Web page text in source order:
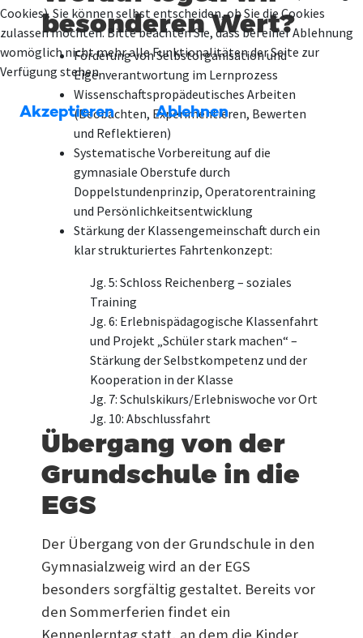
besonderen Wert?
Förderung von Selbstorganisation und
Eigenverantwortung im Lernprozess
Wissenschaftspropädeutisches Arbeiten
(Beobachten, Experimentieren, Bewerten
und Reflektieren)
Systematische Vorbereitung auf die
gymnasiale Oberstufe durch
Doppelstundenprinzip, Operatorentraining
und Persönlichkeitsentwicklung
Stärkung der Klassengemeinschaft durch ein
klar strukturiertes Fahrtenkonzept:
Jg. 5: Schloss Reichenberg – soziales
Training
Jg. 6: Erlebnispädagogische Klassenfahrt
und Projekt „Schüler stark machen“ –
Stärkung der Selbstkompetenz und der
Kooperation in der Klasse
Jg. 7: Schulskikurs/Erlebniswoche vor Ort
Jg. 10: Abschlussfahrt
Übergang von der
Grundschule in die
EGS
Der Übergang von der Grundschule in den
Gymnasialzweig wird an der EGS
besonders sorgfältig gestaltet. Bereits vor
den Sommerferien findet ein
Cookies). Sie können selbst entscheiden, ob Sie die Cookies
zulassen möchten. Bitte beachten Sie, dass bei einer Ablehnung
womöglich nicht mehr alle Funktionalitäten der Seite zur
Verfügung stehen.
Akzeptieren Ablehnen